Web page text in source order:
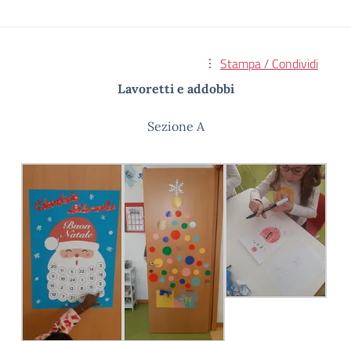
Stampa / Condividi
Lavoretti e addobbi
Sezione A